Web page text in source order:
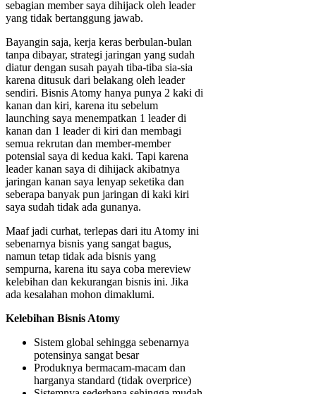
sebagian member saya dihijack oleh leader
yang tidak bertanggung jawab.
Bayangin saja, kerja keras berbulan-bulan
tanpa dibayar, strategi jaringan yang sudah
diatur dengan susah payah tiba-tiba sia-sia
karena ditusuk dari belakang oleh leader
sendiri. Bisnis Atomy hanya punya 2 kaki di
kanan dan kiri, karena itu sebelum
launching saya menempatkan 1 leader di
kanan dan 1 leader di kiri dan membagi
semua rekrutan dan member-member
potensial saya di kedua kaki. Tapi karena
leader kanan saya di dihijack akibatnya
jaringan kanan saya lenyap seketika dan
seberapa banyak pun jaringan di kaki kiri
saya sudah tidak ada gunanya.
Maaf jadi curhat, terlepas dari itu Atomy ini
sebenarnya bisnis yang sangat bagus,
namun tetap tidak ada bisnis yang
sempurna, karena itu saya coba mereview
kelebihan dan kekurangan bisnis ini. Jika
ada kesalahan mohon dimaklumi.
Kelebihan Bisnis Atomy
Sistem global sehingga sebenarnya
potensinya sangat besar
Produknya bermacam-macam dan
harganya standard (tidak overprice)